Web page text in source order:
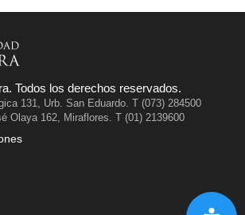
Todos los derechos reservados.
131, Urb. San Eduardo. T (073) 284500
Olaya 162, Miraflores. T (01) 2139600